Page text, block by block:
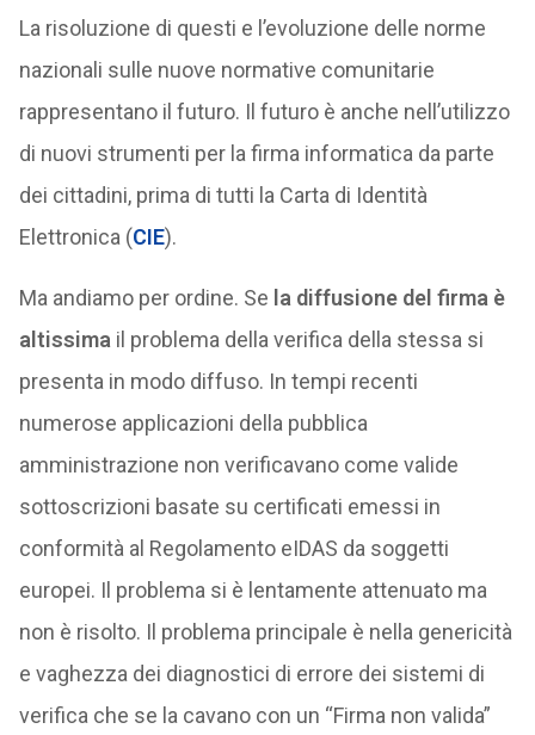
La risoluzione di questi e l’evoluzione delle norme
nazionali sulle nuove normative comunitarie
rappresentano il futuro. Il futuro è anche nell’utilizzo
di nuovi strumenti per la firma informatica da parte
dei cittadini, prima di tutti la Carta di Identità
Elettronica (CIE).
Ma andiamo per ordine. Se la diffusione del firma è
altissima il problema della verifica della stessa si
presenta in modo diffuso. In tempi recenti
numerose applicazioni della pubblica
amministrazione non verificavano come valide
sottoscrizioni basate su certificati emessi in
conformità al Regolamento eIDAS da soggetti
europei. Il problema si è lentamente attenuato ma
non è risolto. Il problema principale è nella genericità
e vaghezza dei diagnostici di errore dei sistemi di
verifica che se la cavano con un “Firma non valida”